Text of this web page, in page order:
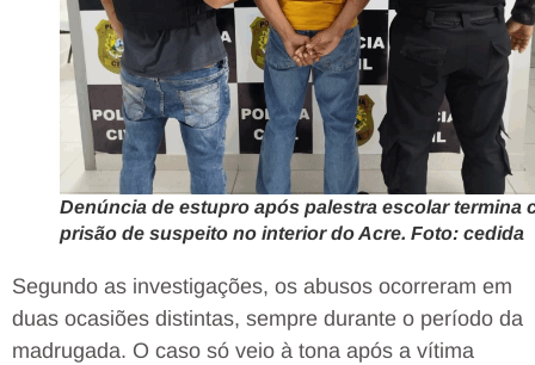
Denúncia de estupro após palestra escolar termina
prisão de suspeito no interior do Acre. Foto: cedida
Segundo as investigações, os abusos ocorreram em
duas ocasiões distintas, sempre durante o período da
madrugada. O caso só veio à tona após a vítima